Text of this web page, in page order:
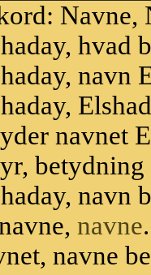
Navne,
hvad
navn
navnet
navn
navne
navne